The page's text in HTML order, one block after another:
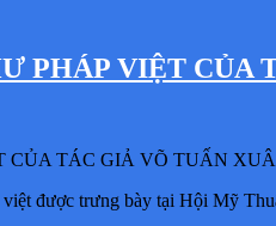
PHÁP VIỆT CỦA
CỦA TÁC GIẢ VÕ TUẤN
được trưng bày tại Hội Mỹ